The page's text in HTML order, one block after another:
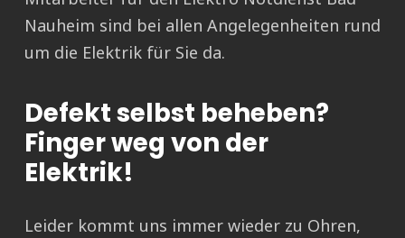
Nauheim sind bei allen Angelegenheiten rund
um die Elektrik für Sie da.
Defekt selbst beheben?
Finger weg von der
Elektrik!
Leider kommt uns immer wieder zu Ohren,